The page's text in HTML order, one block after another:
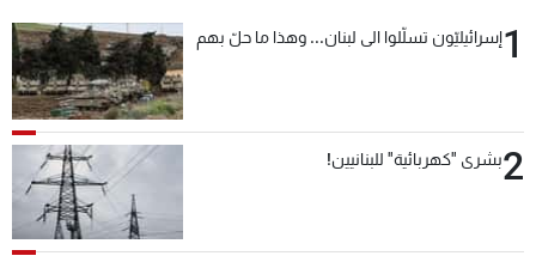
1إسرائيليّون تسلّلوا الى لبنان... وهذا ما حلّ بهم
2بشرى "كهربائية" للبنانيين!